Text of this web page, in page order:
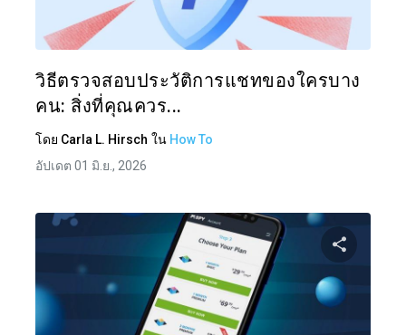
วิธีตรวจสอบประวัติการแชทของใครบาง
คน: สิ่งที่คุณควร...
โดย Carla L. Hirsch ใน How To
อัปเดต 01 มิ.ย., 2026